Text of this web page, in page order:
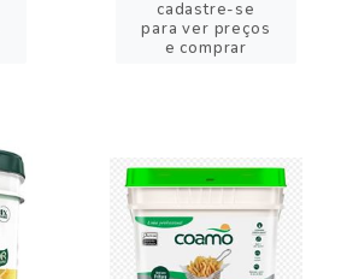
cadastre-se
para ver preços
e comprar